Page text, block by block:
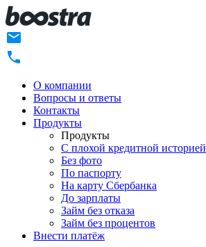
О компании
Вопросы и ответы
Контакты
Продукты
Продукты
C плохой кредитной историей
Без фото
По паспорту
На карту Сбербанка
До зарплаты
Займ без отказа
Займ без процентов
Внести платёж